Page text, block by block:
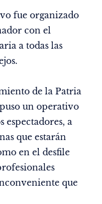
fue organizado
con el
a todas las
de la Patria
un operativo
espectadores, a
que estarán
en el desfile
que